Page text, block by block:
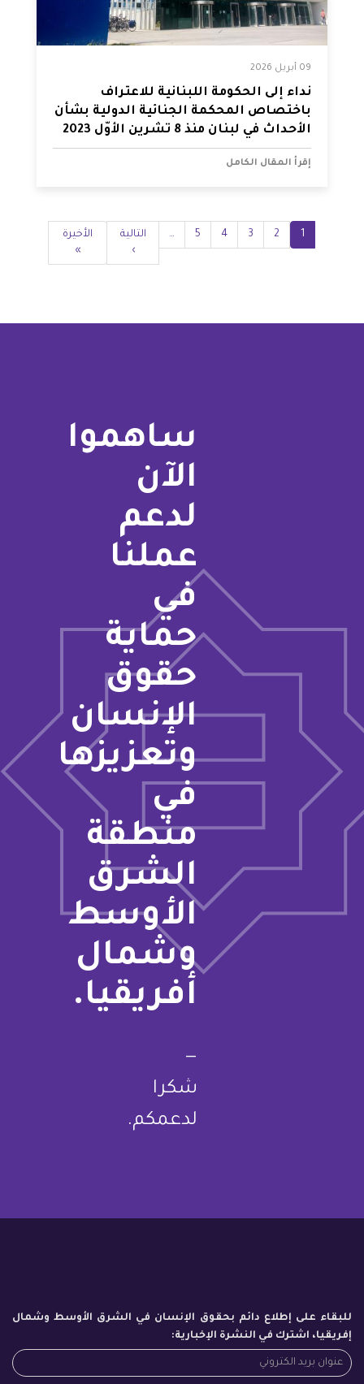
09 أبريل 2026
نداء إلى الحكومة اللبنانية للاعتراف
باختصاص المحكمة الجنائية الدولية بشأن
الأحداث في لبنان منذ 8 تشرين الأوّل 2023
إقرأ المقال الكامل
Pagination
Current
page
1 الصفحة
2 الصفحة
3 الصفحة
4 الصفحة
5
…
Next
page
التالية
›
Last
page
الأخيرة
»
ساهموا
الآن
لدعم
عملنا
في
حماية
حقوق
الإنسان
وتعزيزها
في
منطقة
الشرق
الأوسط
وشمال
أفريقيا.
—
شكرا
لدعمكم.
للبقاء على إطلاع دائم بحقوق الإنسان في الشرق الأوسط وشمال
إفريقيا، اشترك في النشرة الإخبارية: